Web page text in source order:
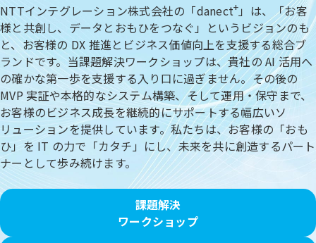
NTTインテグレーション株式会社の「danect+ 」は、「お客
様と共創し、データとおもひをつなぐ」というビジョンのも
と、お客様の DX 推進とビジネス価値向上を支援する総合ブ
ランドです。当課題解決ワークショップは、貴社の AI 活用へ
の確かな第一歩を支援する入り口に過ぎません。その後の
MVP 実証や本格的なシステム構築、そして運用・保守まで、
お客様のビジネス成長を継続的にサポートする幅広いソ
リューションを提供しています。私たちは、お客様の「おも
ひ」を IT の力で「カタチ」にし、未来を共に創造するパート
ナーとして歩み続けます。
課題解決
ワークショップ